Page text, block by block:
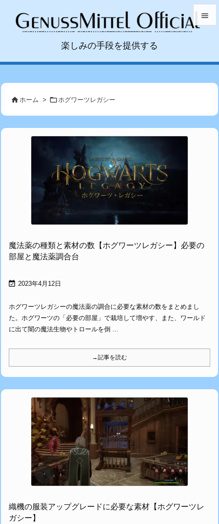
楽しみの手段を提供する



 ホーム > ホグワーツレガシー
魔法薬の種類と素材の数【ホグワーツレガシー】必要の
部屋と魔法薬調合台
 2023年4月12日
ホグワーツレガシーの魔法薬の調合に必要な素材の数をまとめまし
た。ホグワーツの「必要の部屋」で栽培して増やす、また、ワールド
に出て闇の魔法生物やトロールを倒 ...
→記事を読む
織機の服装アップグレードに必要な素材【ホグワーツレ
ガシー】